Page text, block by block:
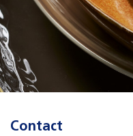
Contact